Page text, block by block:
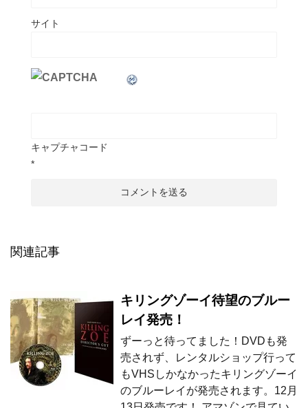
サイト
キャプチャコード
*
関連記事
キリングゾーイ待望のブルー
レイ発売！
ずーっと待ってました！DVDも発
売されず、レンタルショップ行って
もVHSしかなかったキリングゾーイ
のブルーレイが発売されます。12月